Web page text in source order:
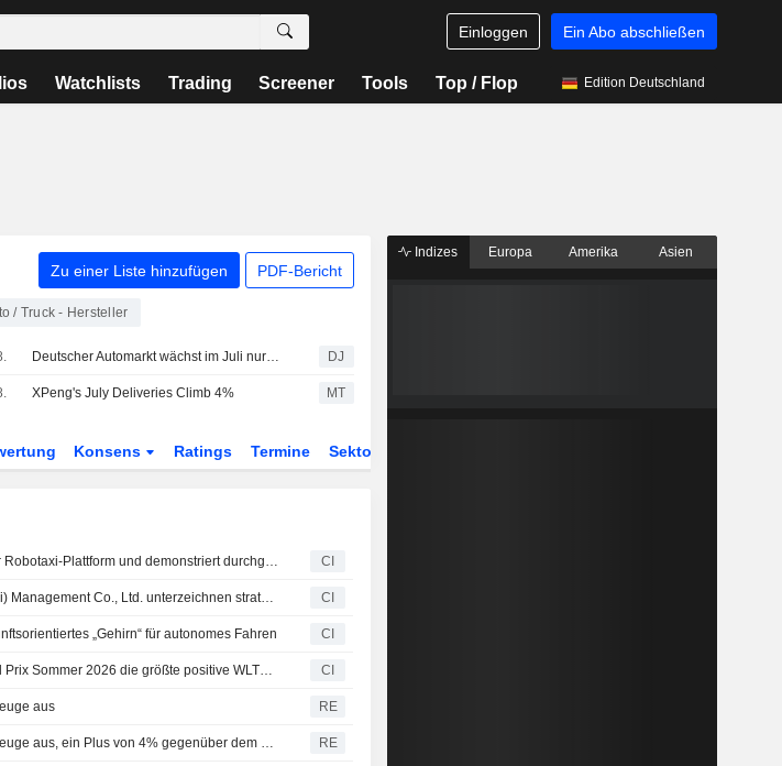
Einloggen Ein Abo abschließen
Watchlists Trading Screener Tools Top / Flop Edition Deutschland
Zu einer Liste hinzufügen PDF-Bericht
/ Truck - Hersteller
Deutscher Automarkt wächst im Juli nur leicht - BYD erneut mit Absatzsprung DJ
XPeng's July Deliveries Climb 4% MT
Konsens Ratings Termine Sektor
XPENG startet Mitarbeitertests der Robotaxi-Plattform und demonstriert durchgängige autonome Fahrt CI
XPENG Inc. und Autoliv (Shanghai) Management Co., Ltd. unterzeichnen strategische Rahmenvereinbarung zur Zusammenarbeit CI
„Gehirn“ für autonomes Fahren CI
XPENG erzielt mit dem X9 beim El Prix Sommer 2026 die größte positive WLTP-Abweichung und die kürzeste Ladezeit CI
aus RE
Xpeng liefert im Mai 32.158 Fahrzeuge aus, ein Plus von 4% gegenüber dem Vormonat RE
Indizes Europa Amerika Asien